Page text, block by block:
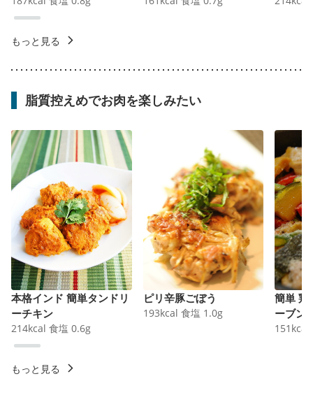
もっと見る
脂質控えめでお肉を楽しみたい
本格インド 簡単タンドリ
ーチキン
214kcal 食塩 0.6g
ピリ辛豚ごぼう
193kcal 食塩 1.0g
簡単 鶏
ーブン
151 kcal
もっと見る